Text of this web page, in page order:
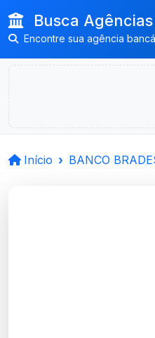
Busca
Encontre sua agência
Início BANCO